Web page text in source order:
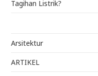
Tagihan Listrik?
Arsitektur
ARTIKEL